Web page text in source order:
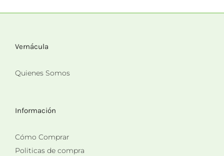
Vernácula
Quienes Somos
Información
Cómo Comprar
Politicas de compra